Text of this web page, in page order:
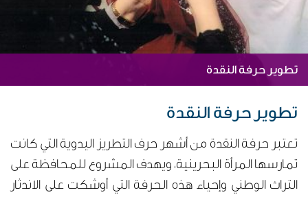
تطوير حرفة النقدة
تطوير حرفة النقدة
تعتبر حرفة النقدة من أشهر حرف التطريز اليدوية التي كانت
تمارسها المرأة البحرينية، ويهدف المشروع للمحافظة على
التراث الوطني وإحياء هذه الحرفة التي أوشكت على الاندثار